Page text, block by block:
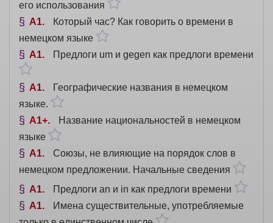
его использования
A1
Который час? Как говорить о времени в
немецком языке
A1
Предлоги um и gegen как предлоги времени
A1
Географические названия в немецком
языке.
A1+
Название национальностей в немецком
языке
A1
Союзы, не влияющие на порядок слов в
немецком предложении. Начальные сведения
A1
Предлоги an и in как предлоги времени
A1
Имена существительные, употребляемые